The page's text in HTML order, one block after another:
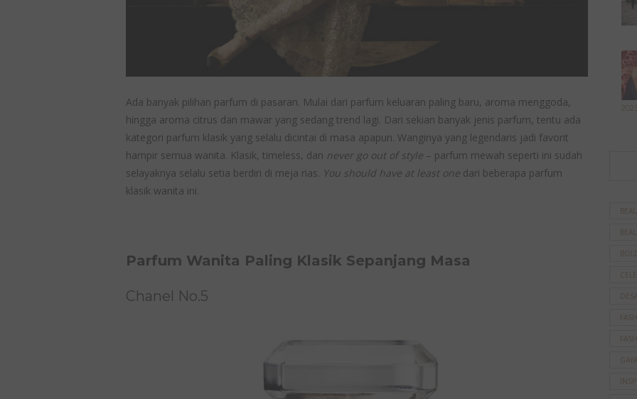
Ada banyak pilihan parfum di pasaran. Mulai dari parfum keluaran paling baru, aroma menggoda,
hingga aroma citrus dan mawar yang sedang trend lagi. Dari sekian banyak jenis parfum, tentu ada
kategori parfum klasik yang selalu dicintai di masa apapun. Wanginya yang legendaris jadi favorit
hampir semua wanita. Klasik, timeless, dan never go out of style – parfum mewah seperti ini sudah
selayaknya selalu setia berdiri di meja rias. You should have at least one dari beberapa parfum
klasik wanita ini.
Parfum Wanita Paling Klasik Sepanjang Masa
Chanel No.5